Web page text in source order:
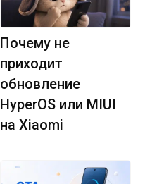
Почему не
приходит
обновление
HyperOS или MIUI
на Xiaomi